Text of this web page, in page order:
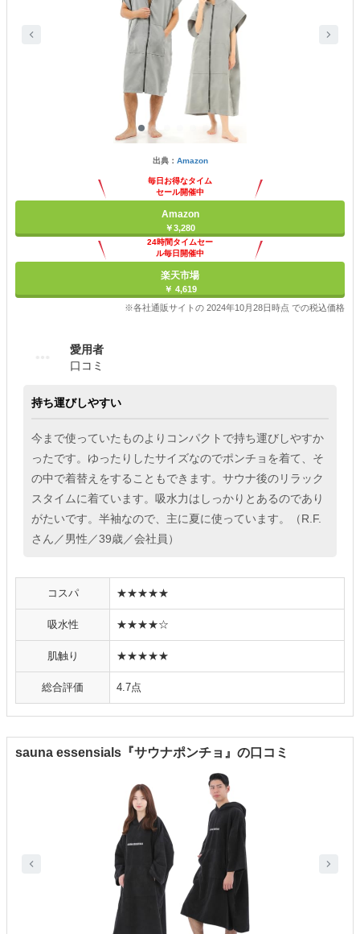
出典： Amazon
毎日お得なタイム
セール開催中
Amazon
￥3,280
24時間タイムセー
ル毎日開催中
楽天市場
￥ 4,619
※各社通販サイトの 2024年10月28日時点 での税込価格
愛用者
口コミ
持ち運びしやすい
今まで使っていたものよりコンパクトで持ち運びしやすか
ったです。ゆったりしたサイズなのでポンチョを着て、そ
の中で着替えをすることもできます。サウナ後のリラック
スタイムに着ています。吸水力はしっかりとあるのであり
がたいです。半袖なので、主に夏に使っています。（R.F.
さん／男性／39歳／会社員）
コスパ ★★★★★
吸水性 ★★★★☆
肌触り ★★★★★
総合評価 4.7点
sauna essensials『サウナポンチョ』の口コミ